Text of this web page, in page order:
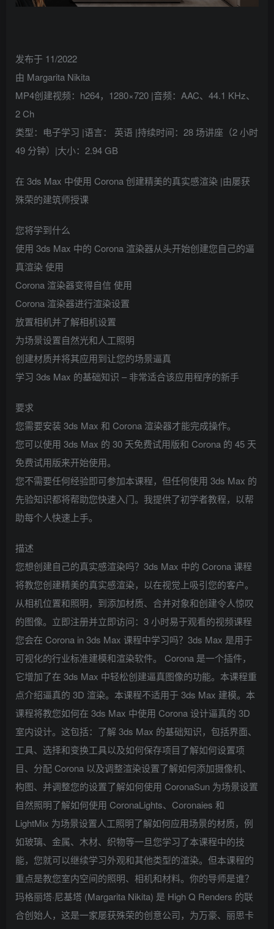
发布于 11/2022
由 Margarita Nikita
MP4创建视频：h264，1280×720 |音频：AAC、44.1 KHz、
2 Ch
类型：电子学习 |语言： 英语 |持续时间：28 场讲座（2 小时
49 分钟）|大小：2.94 GB
在 3ds Max 中使用 Corona 创建精美的真实感渲染 |由屡获
殊荣的建筑师授课
您将学到什么
使用 3ds Max 中的 Corona 渲染器从头开始创建您自己的逼
真渲染 使用
Corona 渲染器变得自信 使用
Corona 渲染器进行渲染设置
放置相机并了解相机设置
为场景设置自然光和人工照明
创建材质并将其应用到让您的场景逼真
学习 3ds Max 的基础知识 – 非常适合该应用程序的新手
要求
您需要安装 3ds Max 和 Corona 渲染器才能完成操作。
您可以使用 3ds Max 的 30 天免费试用版和 Corona 的 45 天
免费试用版来开始使用。
您不需要任何经验即可参加本课程，但任何使用 3ds Max 的
先验知识都将帮助您快速入门。我提供了初学者教程，以帮
助每个人快速上手。
描述
您想创建自己的真实感渲染吗？3ds Max 中的 Corona 课程
将教您创建精美的真实感渲染，以在视觉上吸引您的客户。
从相机位置和照明，到添加材质、合并对象和创建令人惊叹
的图像。立即注册并立即访问：3 小时易于观看的视频课程
您会在 Corona in 3ds Max 课程中学习吗？3ds Max 是用于
可视化的行业标准建模和渲染软件。 Corona 是一个插件，
它增加了在 3ds Max 中轻松创建逼真图像的功能。本课程重
点介绍逼真的 3D 渲染。本课程不适用于 3ds Max 建模。本
课程将教您如何在 3ds Max 中使用 Corona 设计逼真的 3D
室内设计。这包括：了解 3ds Max 的基础知识，包括界面、
工具、选择和变换工具以及如何保存项目了解如何设置项
目、分配 Corona 以及调整渲染设置了解如何添加摄像机、
构图、并调整您的设置了解如何使用 CoronaSun 为场景设置
自然照明了解如何使用 CoronaLights、Coronaies 和
LightMix 为场景设置人工照明了解如何应用场景的材质，例
如玻璃、金属、木材、织物等一旦您学习了本课程中的技
能，您就可以继续学习外观和其他类型的渲染。但本课程的
重点是教您室内空间的照明、相机和材料。你的导师是谁？
玛格丽塔·尼基塔 (Margarita Nikita) 是 High Q Renders 的联
合创始人，这是一家屡获殊荣的创意公司，为万豪、丽思卡